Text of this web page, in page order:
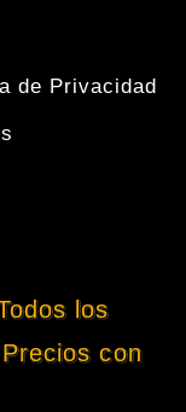
de Privacidad
los
con